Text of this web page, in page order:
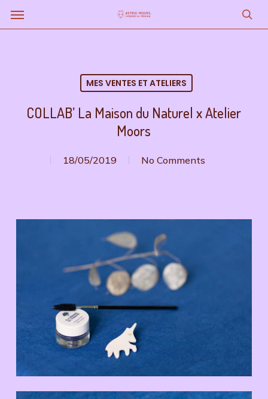
SkipMenu
MES VENTES ET ATELIERS
COLLAB’ La Maison du Naturel x Atelier
Moors
18/05/2019 No Comments